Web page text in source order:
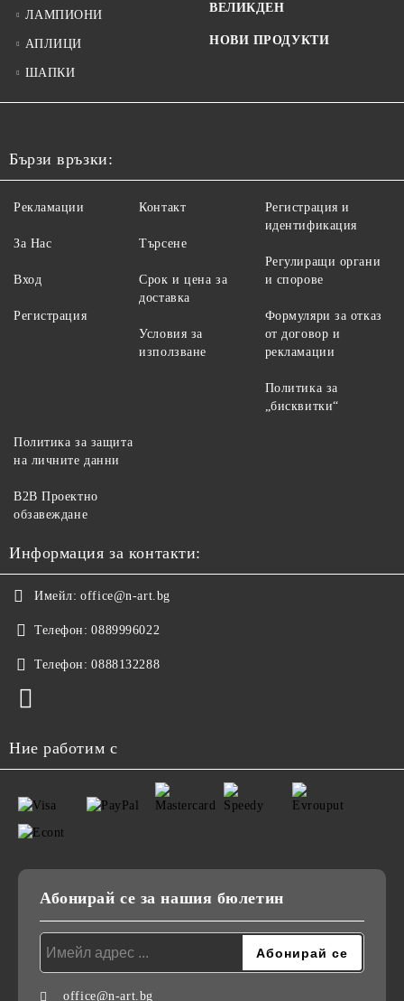
ЛАМПИОНИ
АПЛИЦИ
ШАПКИ
ВЕЛИКДЕН
НОВИ ПРОДУКТИ
Бързи връзки:
Рекламации
За Нас
Вход
Регистрация
Контакт
Търсене
Срок и цена за
доставка
Условия за
използване
Регистрация и
идентификация
Регулиращи органи
и спорове
Формуляри за отказ
от договор и
рекламации
Политика за
„бисквитки“
Политика за защита
на личните данни
B2B Проектно
обзавеждане
Информация за контакти:
Имейл: office@n-art.bg
Телефон: 0889996022
Телефон: 0888132288
Ние работим с
Абонирай се за нашия бюлетин
office@n-art.bg